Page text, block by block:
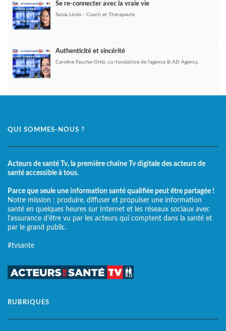
Se re-connecter avec la vraie vie
Sonia Linda - Coach et Thérapeute
Authenticité et sincérité
Caroline Fauche-Ortiz, co-fondatrice de l’agence B-AD Agency.
QUI SOMMES-NOUS ?
Acteurs de santé Tv, la première chaîne Tv digitale des acteurs de
santé accessible à tous.
Parce que seule une information santé qualifiée peut être partagée !
Notre mission : produire, diffuser et propulser une information
santé en quelques heures sur Internet et les réseaux sociaux avec
l’assurance d’être vu par les acteurs qui comptent dans la santé et
par le grand public.
#tvsante
RUBRIQUES